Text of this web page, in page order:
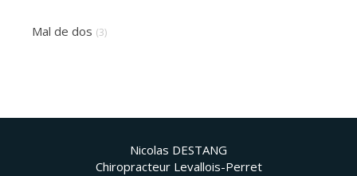
Mal de dos (3)
Nicolas DESTANG
Chiropracteur Levallois-Perret